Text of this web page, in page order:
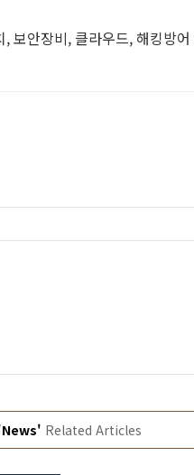
보안장비, 클라우드, 해킹방
Related Articles